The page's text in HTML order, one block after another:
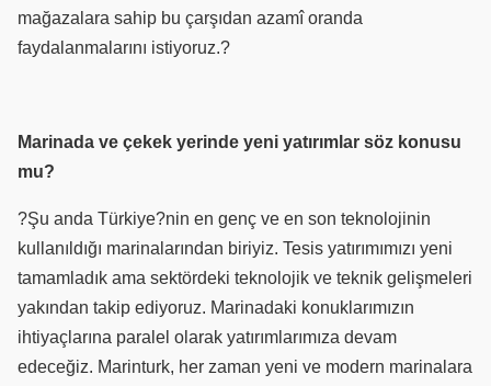
mağazalara sahip bu çarşıdan azamî oranda
faydalanmalarını istiyoruz.?
Marinada ve çekek yerinde yeni yatırımlar söz konusu
mu?
?Şu anda Türkiye?nin en genç ve en son teknolojinin
kullanıldığı marinalarından biriyiz. Tesis yatırımımızı yeni
tamamladık ama sektördeki teknolojik ve teknik gelişmeleri
yakından takip ediyoruz. Marinadaki konuklarımızın
ihtiyaçlarına paralel olarak yatırımlarımıza devam
edeceğiz. Marinturk, her zaman yeni ve modern marinalara